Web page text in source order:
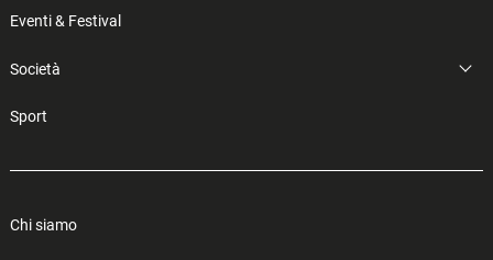
Eventi & Festival
Società
Sport
Chi siamo